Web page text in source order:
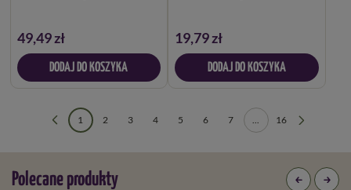
49,49 zł
DODAJ DO KOSZYKA
19,79 zł
DODAJ DO KOSZYKA
1 2 3 4 5 6 7 16
Polecane produkty